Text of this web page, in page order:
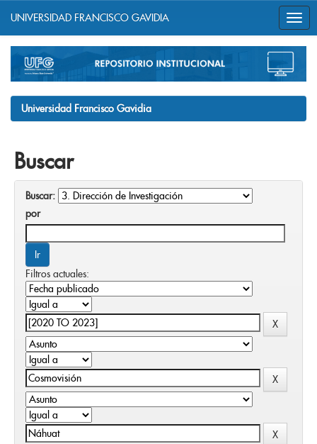
navigation
UNIVERSIDAD FRANCISCO GAVIDIA
Universidad Francisco Gavidia
Buscar
Buscar:
por
Filtros actuales: